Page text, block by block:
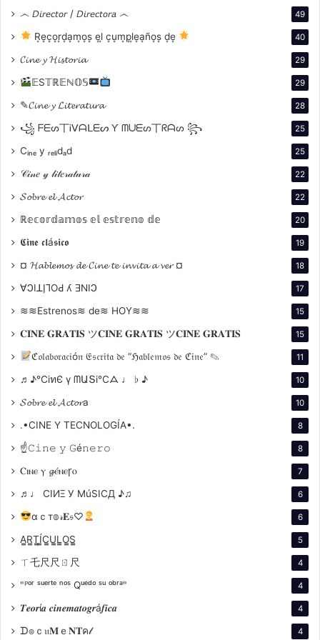
Prepárate para sumergirte en el universo de Rick
las capas ocultas de esta obra maestra del cine
clásico.
envuelven a los personajes en el Rick’s Café?
¿Qué nos dicen los silencios entre Rick e Ilsa
sobre su amor imposible?
¿Es Rick un héroe o un hombre atrapado por su
pasado?
¿Qué papel juegan las cartas de tránsito en la
De la mano de un análisis profundo y riguroso,
desentrañaremos los misterios de esta película
෴ 𝘋𝘪𝘳𝘦𝘤𝘵𝘰𝘳 / 𝘋𝘪𝘳𝘦𝘤𝘵𝘰𝘳𝘢 ෴ 49
R͙e͙c͙o͙r͙d͙a͙m͙o͙s͙ e͙l͙ c͙u͙m͙p͙l͙e͙a͙ño͙s͙ d͙e͙ 40
𝓒𝓲𝓷𝓮 𝔂 𝓗𝓲𝓼𝓽𝓸𝓻𝓲𝓪 29
𝔼S𝕋ℝ𝔼ℕ𝕆𝕊 29
✎𝓒𝓲𝓷𝓮 𝔂 𝓛𝓲𝓽𝓮𝓻𝓪𝓽𝓾𝓻𝓪 28
꧁ ᖴᗴᔕ丅Ꭵᐯᗩᒪᗴᔕ Ƴ ᗰᑌᗴᔕ丅ᖇᗩᔕ ꧂ 25
Cᵢₙₑ y ᵣₑₗᵢdₐd 25
𝒞𝒾𝓃𝑒 𝓎 𝓁𝒾𝓉𝑒𝓇𝒶𝓉𝓊𝓇𝒶 22
𝓢𝓸𝓫𝓻𝓮 𝓮𝓵 𝓐𝓬𝓽𝓸𝓻 22
ℝ𝕖𝕔𝕠𝕣𝕕𝕒𝕞𝕠𝕤 𝕖𝕝 𝕖𝕤𝕥𝕣𝕖𝕟𝕠 𝕕𝕖 20
𝕮𝖎𝖓𝖊 𝖈𝖑á𝖘𝖎𝖈𝖔 19
¤ 𝓗𝓪𝓫𝓵𝓮𝓶𝓸𝓼 𝓭𝓮 𝓒𝓲𝓷𝓮 𝓽𝓮 𝓲𝓷𝓿𝓲𝓽𝓪 𝓪 𝓿𝓮𝓻 ¤ 18
∀ϽIꓕI̗⅂OԀ ʎ ƎNIϽ 17
≋≋Estrenos≋ de≋ HOY≋≋ 15
𝐂𝐈𝐍𝐄 𝐆𝐑𝐀𝐓𝐈𝐒 ツ𝐂𝐈𝐍𝐄 𝐆𝐑𝐀𝐓𝐈𝐒 ツ𝐂𝐈𝐍𝐄 𝐆𝐑𝐀𝐓𝐈𝐒 15
ℭ𝔬𝔩𝔞𝔟𝔬𝔯𝔞𝔠𝔦ó𝔫 𝔈𝔰𝔠𝔯𝔦𝔱𝔞 𝔡𝔢 “ℌ𝔞𝔟𝔩𝔢𝔪𝔬𝔰 𝔡𝔢 ℭ𝔦𝔫𝔢” ✎ 11
♬♪℃іทЄ ү ᗰԱՏі℃ᗋ ♩ ♭ ♪ 10
𝓢𝓸𝓫𝓻𝓮 𝓮𝓵 𝓐𝓬𝓽𝓸𝓻a 10
.•CINE Y TECNOLOGÍA•. 8
☝𝙲𝚒𝚗𝚎 𝚢 𝙶é𝚗𝚎𝚛𝚘 8
Ⲥⲓⲛⲉ ⲩ 𝓰ⲉ́ⲛⲉꞅⲟ 7
♬♩ CIИΞ У MúSICД ♪♫ 6
αｃт𝕠𝓇𝐄𝔰♡ 6
A̳R̳T̳Í̳C̳U̳L̳O̳S̳ 5
ㄒ乇尺尺ㄖ尺 4
"ᴾᵒʳ ˢᵘᵉʳᵗᵉ ⁿᵒˢ Qᵘᵉᵈᵒ ˢᵘ ᵒᵇʳᵃ" 4
𝑻𝒆𝒐𝒓í𝒂 𝒄𝒊𝒏𝒆𝒎𝒂𝒕𝒐𝒈𝒓á𝒇𝒊𝒄𝒂 4
ᗪ๏ｃ𝔲𝐌ｅ𝐍𝐓ค𝓁 4